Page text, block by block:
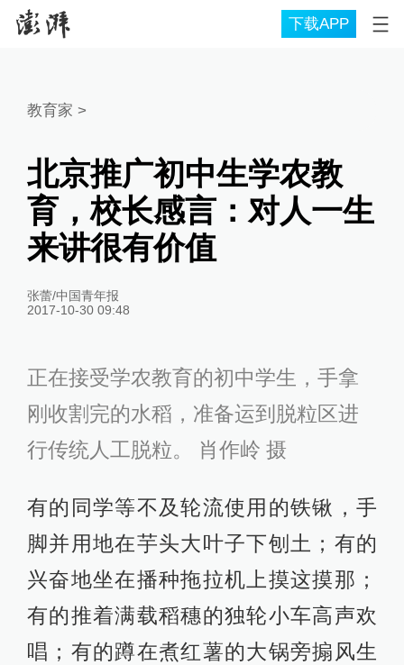
下载APP
教育家 >
北京推广初中生学农教
育，校长感言：对人一生
来讲很有价值
张蕾/中国青年报
2017-10-30 09:48
正在接受学农教育的初中学生，手拿
刚收割完的水稻，准备运到脱粒区进
行传统人工脱粒。 肖作岭 摄
有的同学等不及轮流使用的铁锹，手
脚并用地在芋头大叶子下刨土；有的
兴奋地坐在播种拖拉机上摸这摸那；
有的推着满载稻穗的独轮小车高声欢
唱；有的蹲在煮红薯的大锅旁搧风生